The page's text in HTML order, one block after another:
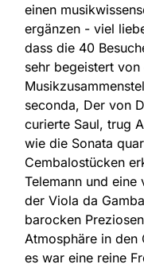
einen
ergänzen - viel
dass die 40
sehr begeistert
seconda, Der von
curierte Saul, trug
wie die Sonata
Cembalostücken
Telemann und
der Viola da
barocken
Atmosphäre in den
es war eine reine